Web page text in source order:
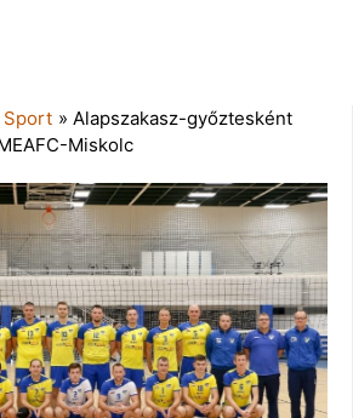
Sport » Alapszakasz-győztesként
Miskolc